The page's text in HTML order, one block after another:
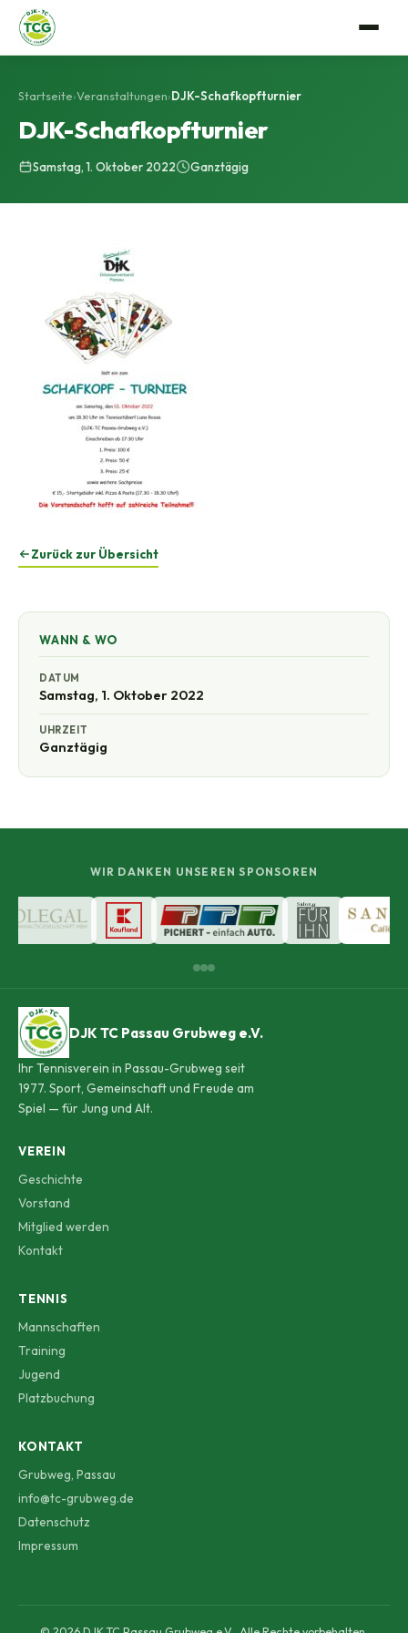
Anlage
Mitgliedschaft
Vorstandschaft
Bildergalerie
Tennis
Trainerteam
Mannschaftssport
Events
Startseite›Veranstaltungen›DJK-Schafkopfturnier
DJK-Schafkopfturnier
Samstag, 1. Oktober 2022 Ganztägig
Zurück zur Übersicht
WANN & WO
DATUM
Samstag, 1. Oktober 2022
UHRZEIT
Ganztägig
WIR DANKEN UNSEREN SPONSOREN
DJK TC Passau Grubweg e.V.
Ihr Tennisverein in Passau-Grubweg seit
1977. Sport, Gemeinschaft und Freude am
Spiel — für Jung und Alt.
VEREIN
Geschichte
Vorstand
Mitglied werden
Kontakt
TENNIS
Mannschaften
Training
Jugend
Platzbuchung
KONTAKT
Grubweg, Passau
info@tc-grubweg.de
Datenschutz
Impressum